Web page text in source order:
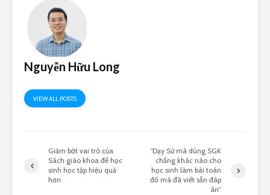
Nguyễn Hữu Long
VIEW ALL POSTS
Giảm bớt vai trò của
Sách giáo khoa để học
sinh học tập hiệu quả
hơn
“Dạy Sử mà dùng SGK
chẳng khác nào cho
học sinh làm bài toán
đố mà đã viết sẵn đáp
án”